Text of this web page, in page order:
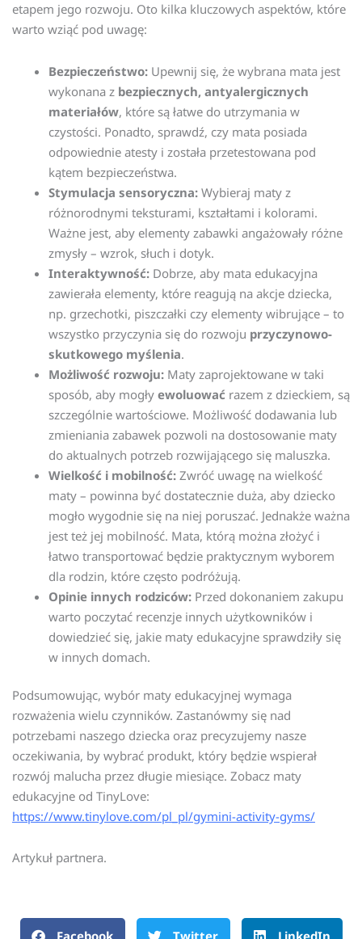
etapem jego rozwoju. Oto kilka kluczowych aspektów, które
warto wziąć pod uwagę:
Bezpieczeństwo: Upewnij się, że wybrana mata jest
wykonana z bezpiecznych, antyalergicznych
materiałów, które są łatwe do utrzymania w
czystości. Ponadto, sprawdź, czy mata posiada
odpowiednie atesty i została przetestowana pod
kątem bezpieczeństwa.
Stymulacja sensoryczna: Wybieraj maty z
różnorodnymi teksturami, kształtami i kolorami.
Ważne jest, aby elementy zabawki angażowały różne
zmysły – wzrok, słuch i dotyk.
Interaktywność: Dobrze, aby mata edukacyjna
zawierała elementy, które reagują na akcje dziecka,
np. grzechotki, piszczałki czy elementy wibrujące – to
wszystko przyczynia się do rozwoju przyczynowo-
skutkowego myślenia.
Możliwość rozwoju: Maty zaprojektowane w taki
sposób, aby mogły ewoluować razem z dzieckiem, są
szczególnie wartościowe. Możliwość dodawania lub
zmieniania zabawek pozwoli na dostosowanie maty
do aktualnych potrzeb rozwijającego się maluszka.
Wielkość i mobilność: Zwróć uwagę na wielkość
maty – powinna być dostatecznie duża, aby dziecko
mogło wygodnie się na niej poruszać. Jednakże ważna
jest też jej mobilność. Mata, którą można złożyć i
łatwo transportować będzie praktycznym wyborem
dla rodzin, które często podróżują.
Opinie innych rodziców: Przed dokonaniem zakupu
warto poczytać recenzje innych użytkowników i
dowiedzieć się, jakie maty edukacyjne sprawdziły się
w innych domach.
Podsumowując, wybór maty edukacyjnej wymaga
rozważenia wielu czynników. Zastanówmy się nad
potrzebami naszego dziecka oraz precyzujemy nasze
oczekiwania, by wybrać produkt, który będzie wspierał
rozwój malucha przez długie miesiące. Zobacz maty
edukacyjne od TinyLove:
https://www.tinylove.com/pl_pl/gymini-activity-gyms/
Artykuł partnera.
Facebook Twitter LinkedIn